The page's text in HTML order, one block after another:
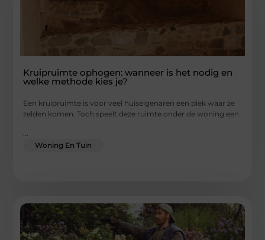
Kruipruimte ophogen: wanneer is het nodig en
welke methode kies je?
Een kruipruimte is voor veel huiseigenaren een plek waar ze
zelden komen. Toch speelt deze ruimte onder de woning een
Woning En Tuin